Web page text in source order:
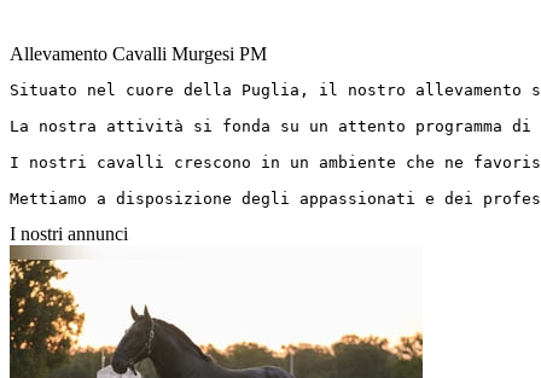
Allevamento Cavalli Murgesi PM
Situato nel cuore della Puglia, il nostro allevamento
La nostra attività si fonda su un attento programma
I nostri cavalli crescono in un ambiente che ne
Mettiamo a disposizione degli appassionati e dei
I nostri annunci